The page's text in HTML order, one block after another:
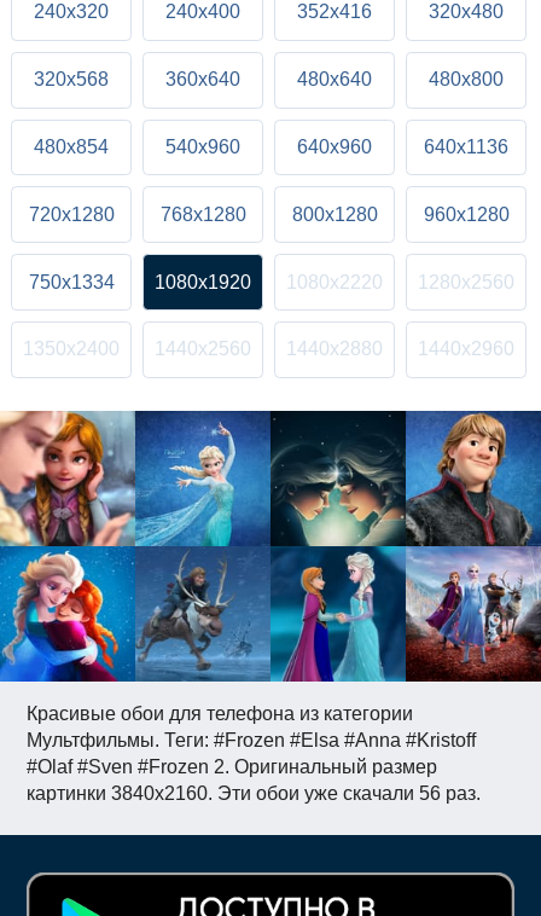
Красивые обои для телефона из категории
Мультфильмы. Теги: #Frozen #Elsa #Anna #Kristoff
#Olaf #Sven #Frozen 2. Оригинальный размер
картинки 3840x2160. Эти обои уже скачали 56 раз.
240x320 240x400 352x416 320x480
320x568 360x640 480x640 480x800
480x854 540x960 640x960 640x1136
720x1280 768x1280 800x1280 960x1280
750x1334 1080x1920 1080x2220 1280x2560
1350x2400 1440x2560 1440x2880 1440x2960